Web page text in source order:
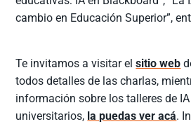
cambio en Educación Superior”,
Te invitamos a visitar elsitio web
todos detalles de las charlas,
información sobre los talleres de
universitarios, la puedas ver acá.